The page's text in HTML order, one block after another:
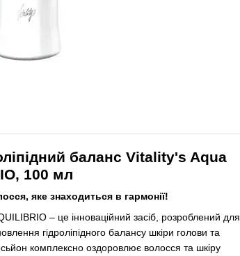
баланс Vitality's Aqua
100 мл
яке знаходиться в гармонії!
– це інноваційний засіб, розроблений для
гідроліпідного балансу шкіри голови та
комплексно оздоровлює волосся та шкіру